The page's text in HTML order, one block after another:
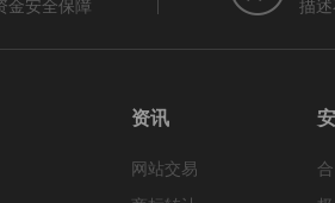
金安全保障 描
资讯
网站交易